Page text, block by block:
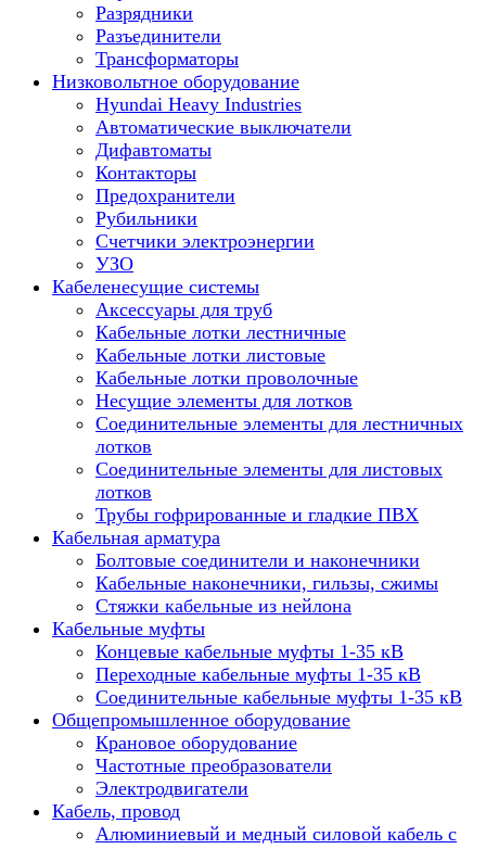
Разрядники
Разъединители
Трансформаторы
Низковольтное оборудование
Hyundai Heavy Industries
Автоматические выключатели
Дифавтоматы
Контакторы
Предохранители
Рубильники
Счетчики электроэнергии
УЗО
Кабеленесущие системы
Аксессуары для труб
Кабельные лотки лестничные
Кабельные лотки листовые
Кабельные лотки проволочные
Несущие элементы для лотков
Соединительные элементы для лестничных
лотков
Соединительные элементы для листовых
лотков
Трубы гофрированные и гладкие ПВХ
Кабельная арматура
Болтовые соединители и наконечники
Кабельные наконечники, гильзы, сжимы
Стяжки кабельные из нейлона
Кабельные муфты
Концевые кабельные муфты 1-35 кВ
Переходные кабельные муфты 1-35 кВ
Соединительные кабельные муфты 1-35 кВ
Общепромышленное оборудование
Крановое оборудование
Частотные преобразователи
Электродвигатели
Кабель, провод
Алюминиевый и медный силовой кабель с